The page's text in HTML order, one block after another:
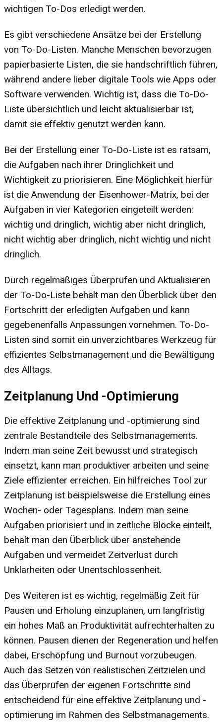
wichtigen To-Dos erledigt werden.
Es gibt verschiedene Ansätze bei der Erstellung
von To-Do-Listen. Manche Menschen bevorzugen
papierbasierte Listen, die sie handschriftlich führen,
während andere lieber digitale Tools wie Apps oder
Software verwenden. Wichtig ist, dass die To-Do-
Liste übersichtlich und leicht aktualisierbar ist,
damit sie effektiv genutzt werden kann.
Bei der Erstellung einer To-Do-Liste ist es ratsam,
die Aufgaben nach ihrer Dringlichkeit und
Wichtigkeit zu priorisieren. Eine Möglichkeit hierfür
ist die Anwendung der Eisenhower-Matrix, bei der
Aufgaben in vier Kategorien eingeteilt werden:
wichtig und dringlich, wichtig aber nicht dringlich,
nicht wichtig aber dringlich, nicht wichtig und nicht
dringlich.
Durch regelmäßiges Überprüfen und Aktualisieren
der To-Do-Liste behält man den Überblick über den
Fortschritt der erledigten Aufgaben und kann
gegebenenfalls Anpassungen vornehmen. To-Do-
Listen sind somit ein unverzichtbares Werkzeug für
effizientes Selbstmanagement und die Bewältigung
des Alltags.
Zeitplanung Und -optimierung
Die effektive Zeitplanung und -optimierung sind
zentrale Bestandteile des Selbstmanagements.
Indem man seine Zeit bewusst und strategisch
einsetzt, kann man produktiver arbeiten und seine
Ziele effizienter erreichen. Ein hilfreiches Tool zur
Zeitplanung ist beispielsweise die Erstellung eines
Wochen- oder Tagesplans. Indem man seine
Aufgaben priorisiert und in zeitliche Blöcke einteilt,
behält man den Überblick über anstehende
Aufgaben und vermeidet Zeitverlust durch
Unklarheiten oder Unentschlossenheit.
Des Weiteren ist es wichtig, regelmäßig Zeit für
Pausen und Erholung einzuplanen, um langfristig
ein hohes Maß an Produktivität aufrechterhalten zu
können. Pausen dienen der Regeneration und helfen
dabei, Erschöpfung und Burnout vorzubeugen.
Auch das Setzen von realistischen Zeitzielen und
das Überprüfen der eigenen Fortschritte sind
entscheidend für eine effektive Zeitplanung und -
optimierung im Rahmen des Selbstmanagements.